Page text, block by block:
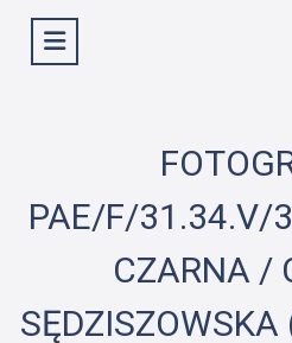
Wyświetl menu
PAE/F/31.34.V/
CZARNA /
SĘDZISZOWSKA